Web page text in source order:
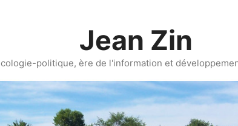
Jean Zin
politique, ère de l'information et